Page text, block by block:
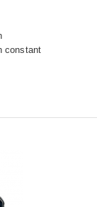
constant